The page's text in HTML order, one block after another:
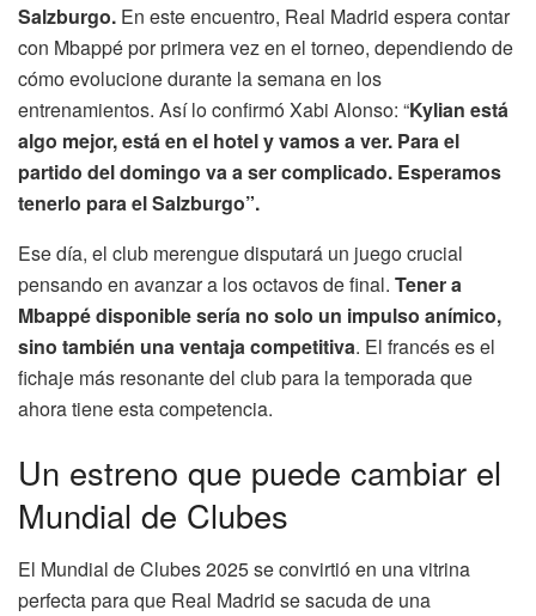
Salzburgo. En este encuentro, Real Madrid espera contar
con Mbappé por primera vez en el torneo, dependiendo de
cómo evolucione durante la semana en los
entrenamientos. Así lo confirmó Xabi Alonso: “Kylian está
algo mejor, está en el hotel y vamos a ver. Para el
partido del domingo va a ser complicado. Esperamos
tenerlo para el Salzburgo”.
Ese día, el club merengue disputará un juego crucial
pensando en avanzar a los octavos de final. Tener a
Mbappé disponible sería no solo un impulso anímico,
sino también una ventaja competitiva. El francés es el
fichaje más resonante del club para la temporada que
ahora tiene esta competencia.
Un estreno que puede cambiar el
Mundial de Clubes
El Mundial de Clubes 2025 se convirtió en una vitrina
perfecta para que Real Madrid se sacuda de una